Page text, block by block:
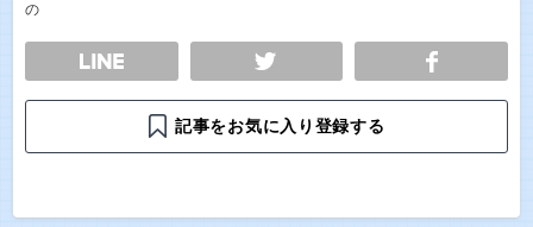
TWEET
記事をお気に入り登録する